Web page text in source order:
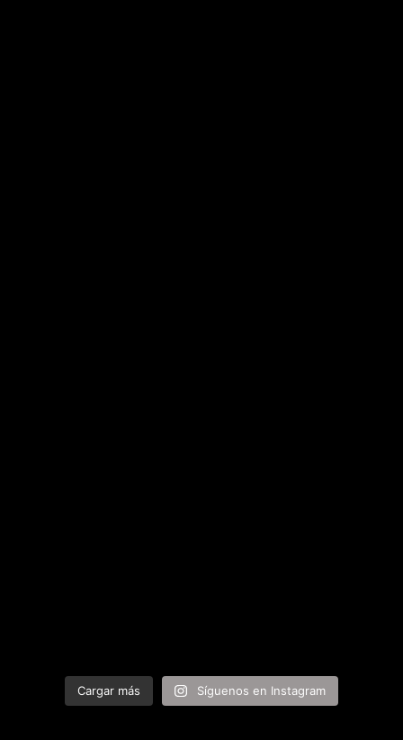
Cargar más Síguenos en Instagram